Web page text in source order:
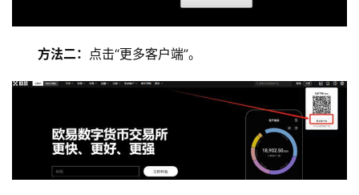
方法二： 点击“更多客户端”。